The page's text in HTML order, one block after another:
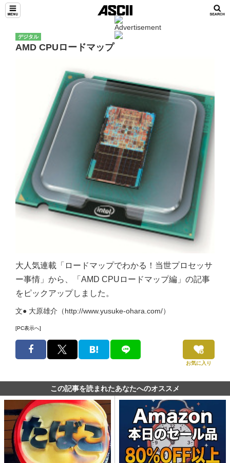
デジタル
AMD CPUロードマップ
大人気連載「ロードマップでわかる！当世プロセッサ
ー事情」から、「AMD CPUロードマップ編」の記事
をピックアップしました。
文● 大原雄介（http://www.yusuke-ohara.com/）
[PC表示へ]
お気に入り
この記事を読まれたあなたへのオススメ